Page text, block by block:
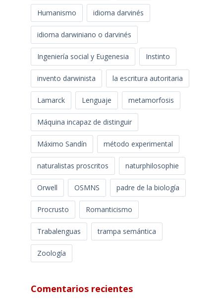
Humanismo idioma darvinés
idioma darwiniano o darvinés
Ingeniería social y Eugenesia Instinto
invento darwinista la escritura autoritaria
Lamarck Lenguaje metamorfosis
Máquina incapaz de distinguir
Máximo Sandín método experimental
naturalistas proscritos naturphilosophie
Orwell OSMNS padre de la biología
Procrusto Romanticismo
Trabalenguas trampa semántica
Zoología
Comentarios recientes